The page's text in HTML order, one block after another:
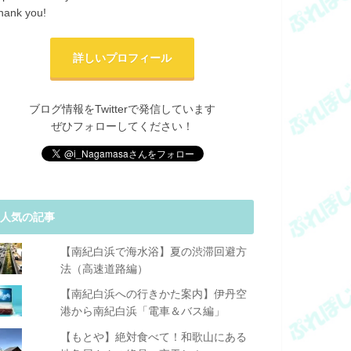
you!
詳しいプロフィール
ブログ情報をTwitterで発信しています
ぜひフォローしてください！
人気の記事
【南紀白浜で海水浴】夏の渋滞回避方
法（高速道路編）
【南紀白浜への行きかた案内】伊丹空
港から南紀白浜「電車＆バス編」
【もとや】絶対食べて！和歌山にある